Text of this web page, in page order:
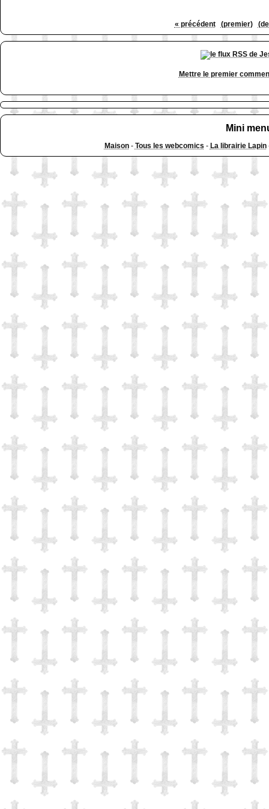
« précédent (premier)
Mettre le premier
Mini
Maison- Tous les webcomics - La librairie Lapin